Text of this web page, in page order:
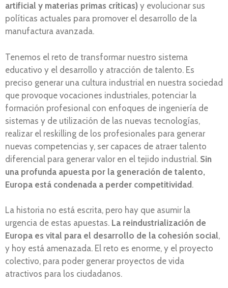
artificial y materias primas críticas) y evolucionar sus
políticas actuales para promover el desarrollo de la
manufactura avanzada.
Tenemos el reto de transformar nuestro sistema
educativo y el desarrollo y atracción de talento. Es
preciso generar una cultura industrial en nuestra sociedad
que provoque vocaciones industriales, potenciar la
formación profesional con enfoques de ingeniería de
sistemas y de utilización de las nuevas tecnologías,
realizar el reskilling de los profesionales para generar
nuevas competencias y, ser capaces de atraer talento
diferencial para generar valor en el tejido industrial. Sin
una profunda apuesta por la generación de talento,
Europa está condenada a perder competitividad.
La historia no está escrita, pero hay que asumir la
urgencia de estas apuestas. La reindustrialización de
Europa es vital para el desarrollo de la cohesión social,
y hoy está amenazada. El reto es enorme, y el proyecto
colectivo, para poder generar proyectos de vida
atractivos para los ciudadanos.